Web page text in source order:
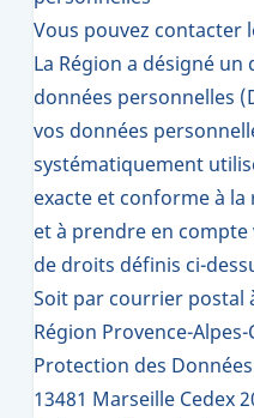
Vous pouvez contacter
La Région a désigné
données personnelles
vos données
systématiquement
exacte et conforme à
et à prendre en compte
de droits définis ci-
Soit par courrier postal
Région Provence-
Protection des Données
13481 Marseille Cedex